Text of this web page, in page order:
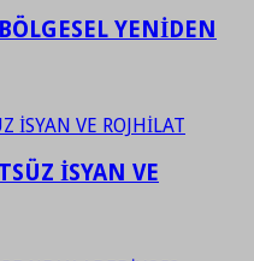
YENİDEN
İSYAN VE